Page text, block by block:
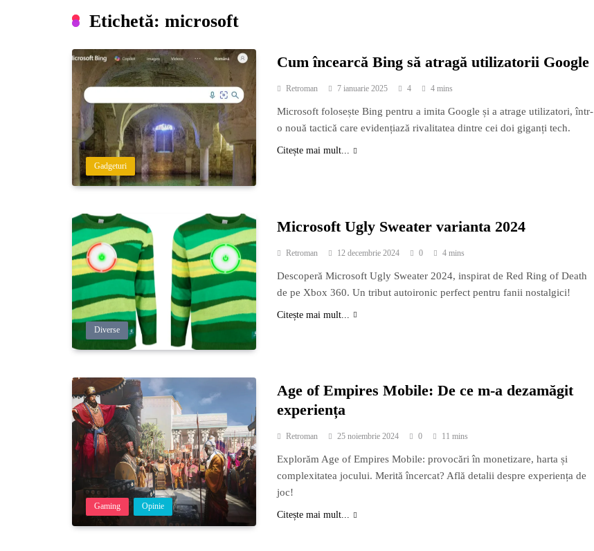
Etichetă: microsoft
Gadgeturi
Cum încearcă Bing să atragă utilizatorii Google
Retroman 7 ianuarie 2025 4 4 mins
Microsoft folosește Bing pentru a imita Google și a atrage utilizatori, într-
o nouă tactică care evidențiază rivalitatea dintre cei doi giganți tech.
Citește mai mult...
Diverse
Microsoft Ugly Sweater varianta 2024
Retroman 12 decembrie 2024 0 4 mins
Descoperă Microsoft Ugly Sweater 2024, inspirat de Red Ring of Death
de pe Xbox 360. Un tribut autoironic perfect pentru fanii nostalgici!
Citește mai mult...
Gaming Opinie
Age of Empires Mobile: De ce m-a dezamăgit
experiența
Retroman 25 noiembrie 2024 0 11 mins
Explorăm Age of Empires Mobile: provocări în monetizare, harta și
complexitatea jocului. Merită încercat? Află detalii despre experiența de
joc!
Citește mai mult...